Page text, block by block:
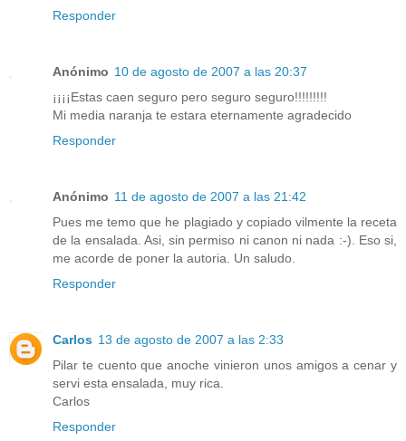
Responder
Anónimo 10 de agosto de 2007 a las 20:37
¡¡¡¡Estas caen seguro pero seguro seguro!!!!!!!!!
Mi media naranja te estara eternamente agradecido
Responder
Anónimo 11 de agosto de 2007 a las 21:42
Pues me temo que he plagiado y copiado vilmente la receta
de la ensalada. Asi, sin permiso ni canon ni nada :-). Eso si,
me acorde de poner la autoria. Un saludo.
Responder
Carlos 13 de agosto de 2007 a las 2:33
Pilar te cuento que anoche vinieron unos amigos a cenar y
servi esta ensalada, muy rica.
Carlos
Responder